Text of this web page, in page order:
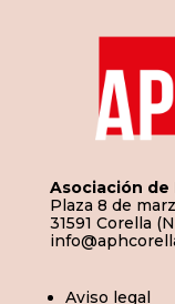
Asociación de
Plaza 8 de
31591 Corella
Aviso legal